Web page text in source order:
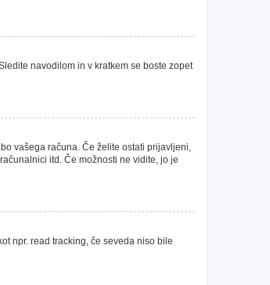
navodilom in v kratkem se boste zopet
vašega računa. Če želite ostati prijavljeni,
itd. Če možnosti ne vidite, jo je
npr. read tracking, če seveda niso bile